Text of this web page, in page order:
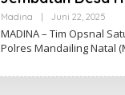
Madina Juni 22, 2025Oleh
MADINA – Tim Opsnal
Polres Mandailing Natal